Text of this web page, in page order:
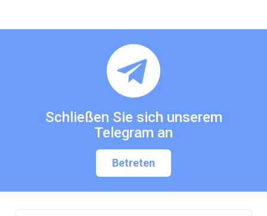
Schließen Sie sich unserem
Telegram an
Betreten